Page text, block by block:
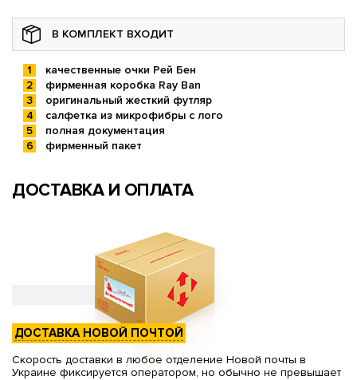
В КОМПЛЕКТ ВХОДИТ
качественные очки Рей Бен
фирменная коробка Ray Ban
оригинальный жесткий футляр
салфетка из микрофибры с лого
полная документация
фирменный пакет
ДОСТАВКА И ОПЛАТА
ДОСТАВКА НОВОЙ ПОЧТОЙ
Скорость доставки в любое отделение Новой почты в
Украине фиксируется оператором, но обычно не превышает